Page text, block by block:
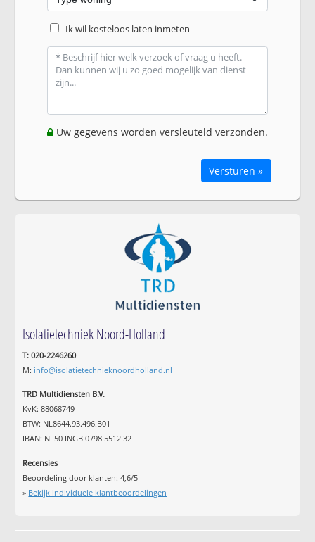
Ik wil kosteloos laten inmeten
Uw gegevens worden versleuteld verzonden.
Versturen »
Isolatietechniek Noord-Holland
T: 020-2246260
M: info@isolatietechnieknoordholland.nl
TRD Multidiensten B.V.
KvK: 88068749
BTW: NL8644.93.496.B01
IBAN: NL50 INGB 0798 5512 32
Recensies
Beoordeling door klanten:4,6/5
» Bekijk individuele klantbeoordelingen